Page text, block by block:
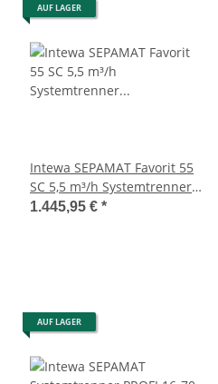
AUF LAGER
Intewa SEPAMAT Favorit 55
SC 5,5 m³/h Systemtrenner
Kategorie 5 EN1717
1.445,95 € *
AUF LAGER